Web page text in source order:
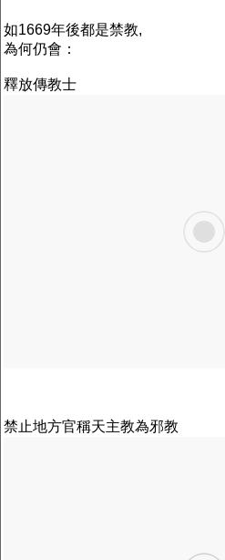
如1669年後都是禁教,
為何仍會：
釋放傳教士
禁止地方官稱天主教為邪教